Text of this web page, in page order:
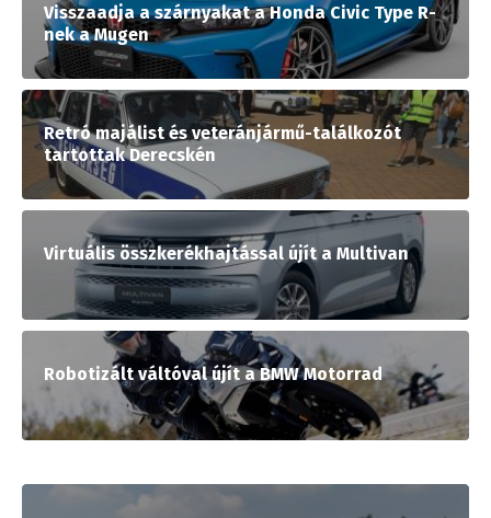
Visszaadja a szárnyakat a Honda Civic Type R-
nek a Mugen
Retró majálist és veteránjármű-találkozót
tartottak Derecskén
Virtuális összkerékhajtással újít a Multivan
Robotizált váltóval újít a BMW Motorrad